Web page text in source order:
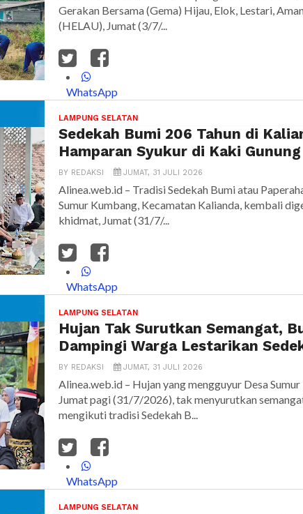
Gerakan Bersama (Gema) Hijau, Elok, Lestari,
(HELAU), Jumat (3/7/...
WhatsApp
LAMPUNG SELATAN
Sedekah Bumi 206 Tahun di
Hamparan Syukur di Kaki
BY REDAKSI JUMAT, 31 JULI 2026
Alinea.web.id – Tradisi Sedekah Bumi atau
Sumur Kumbang, Kecamatan Kalianda, kembali
khidmat, Jumat (31/7/...
WhatsApp
LAMPUNG SELATAN
Hujan Tak Surutkan Semangat,
Dampingi Warga Lestarikan
BY REDAKSI JUMAT, 31 JULI 2026
Alinea.web.id – Hujan yang mengguyur Desa
Jumat pagi (31/7/2026), tak menyurutkan
mengikuti tradisi Sedekah B...
WhatsApp
LAMPUNG SELATAN